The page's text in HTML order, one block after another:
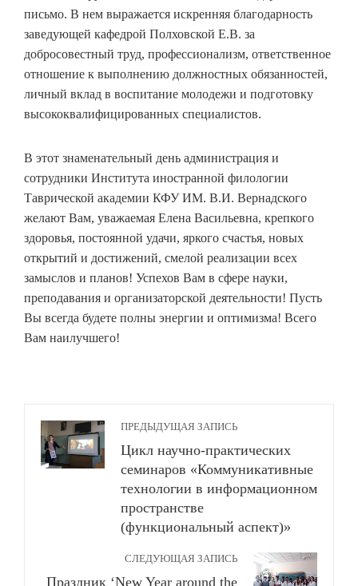
письмо. В нем выражается искренняя благодарность
заведующей кафедрой Полховской Е.В. за
добросовестный труд, профессионализм, ответственное
отношение к выполнению должностных обязанностей,
личный вклад в воспитание молодежи и подготовку
высококвалифицированных специалистов.
В этот знаменательный день администрация и
сотрудники Института иностранной филологии
Таврической академии КФУ ИМ. В.И. Вернадского
желают Вам, уважаемая Елена Васильевна, крепкого
здоровья, постоянной удачи, яркого счастья, новых
открытий и достижений, смелой реализации всех
замыслов и планов! Успехов Вам в сфере науки,
преподавания и организаторской деятельности! Пусть
Вы всегда будете полны энергии и оптимизма! Всего
Вам наилучшего!
ПРЕДЫДУЩАЯ ЗАПИСЬ
Цикл научно-практических
семинаров «Коммуникативные
технологии в информационном
пространстве
(функциональный аспект)»
СЛЕДУЮЩАЯ ЗАПИСЬ
Праздник ‘New Year around the